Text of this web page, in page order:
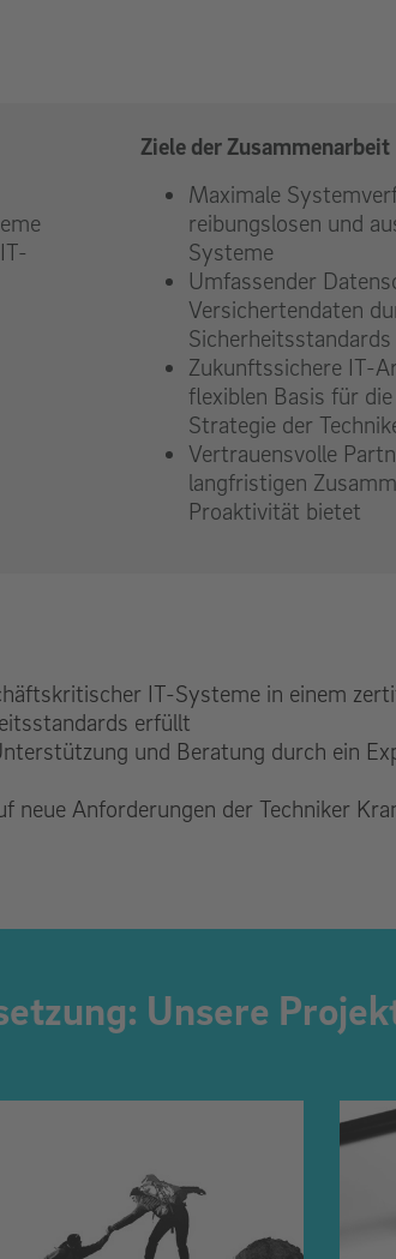
Ziele der Zusammenarbeit
Maximale
reibungslosen und
Systeme
Umfassender
Versichertendaten
Sicherheitsstandards
Zukunftssichere IT-
flexiblen Basis für
Strategie der
Vertrauensvolle
langfristigen
Proaktivität bietet
IT-Systeme in einem
erfüllt
und Beratung durch ein
neue Anforderungen der Techniker
Unsere